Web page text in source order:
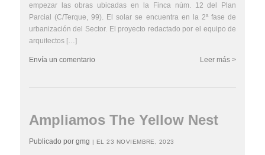
empezar las obras ubicadas en la Finca núm. 12 del Plan
Parcial (C/Terque, 99). El solar se encuentra en la 2ª fase de
urbanización del Sector. El proyecto redactado por el equipo de
arquitectos […]
Leer más >
Envía un comentario
Ampliamos The Yellow Nest
Publicado por gmg | EL 23 NOVIEMBRE, 2023